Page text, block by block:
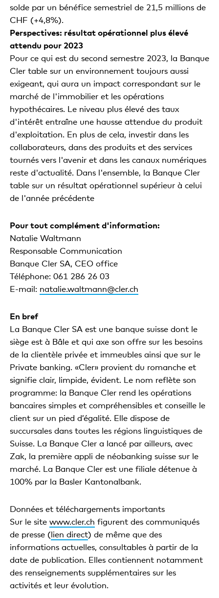
solde par un bénéfice semestriel de 21,5 millions de
CHF (+4,8%).
Perspectives: résultat opérationnel plus élevé
attendu pour 2023
Pour ce qui est du second semestre 2023, la Banque
Cler table sur un environnement toujours aussi
exigeant, qui aura un impact correspondant sur le
marché de l'immobilier et les opérations
hypothécaires. Le niveau plus élevé des taux
d'intérêt entraîne une hausse attendue du produit
d'exploitation. En plus de cela, investir dans les
collaborateurs, dans des produits et des services
tournés vers l'avenir et dans les canaux numériques
reste d'actualité. Dans l'ensemble, la Banque Cler
table sur un résultat opérationnel supérieur à celui
de l'année précédente
Pour tout complément d'information:
Natalie Waltmann
Responsable Communication
Banque Cler SA, CEO office
Téléphone: 061 286 26 03
E-mail: natalie.waltmann@cler.ch
En bref
La Banque Cler SA est une banque suisse dont le
siège est à Bâle et qui axe son offre sur les besoins
de la clientèle privée et immeubles ainsi que sur le
Private banking. «Cler» provient du romanche et
signifie clair, limpide, évident. Le nom reflète son
programme: la Banque Cler rend les opérations
bancaires simples et compréhensibles et conseille le
client sur un pied d’égalité. Elle dispose de
succursales dans toutes les régions linguistiques de
Suisse. La Banque Cler a lancé par ailleurs, avec
Zak, la première appli de néobanking suisse sur le
marché. La Banque Cler est une filiale détenue à
100% par la Basler Kantonalbank.
Données et téléchargements importants
Sur le site www.cler.ch figurent des communiqués
de presse (lien direct) de même que des
informations actuelles, consultables à partir de la
date de publication. Elles contiennent notamment
des renseignements supplémentaires sur les
activités et leur évolution.